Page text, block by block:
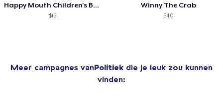
Happy Mouth Children's Book
$15
Winny The Crab
$40
Meer campagnes vanPolitiek die je leuk zou kunnen
vinden: